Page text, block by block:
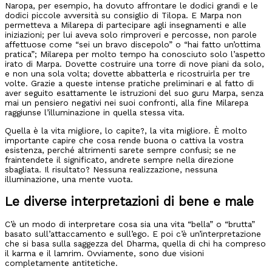
Naropa, per esempio, ha dovuto affrontare le dodici grandi e le
dodici piccole avversità su consiglio di Tilopa. E Marpa non
permetteva a Milarepa di partecipare agli insegnamenti e alle
iniziazioni; per lui aveva solo rimproveri e percosse, non parole
affettuose come “sei un bravo discepolo” o “hai fatto un’ottima
pratica”; Milarepa per molto tempo ha conosciuto solo l’aspetto
irato di Marpa. Dovette costruire una torre di nove piani da solo,
e non una sola volta; dovette abbatterla e ricostruirla per tre
volte. Grazie a queste intense pratiche preliminari e al fatto di
aver seguito esattamente le istruzioni del suo guru Marpa, senza
mai un pensiero negativi nei suoi confronti, alla fine Milarepa
raggiunse l’illuminazione in quella stessa vita.
Quella è la vita migliore, lo capite?, la vita migliore. È molto
importante capire che cosa rende buona o cattiva la vostra
esistenza, perché altrimenti sarete sempre confusi; se ne
fraintendete il significato, andrete sempre nella direzione
sbagliata. Il risultato? Nessuna realizzazione, nessuna
illuminazione, una mente vuota.
Le diverse interpretazioni di bene e male
C’è un modo di interpretare cosa sia una vita “bella” o “brutta”
basato sull’attaccamento e sull’ego. E poi c’è un’interpretazione
che si basa sulla saggezza del Dharma, quella di chi ha compreso
il karma e il lamrim. Ovviamente, sono due visioni
completamente antitetiche.